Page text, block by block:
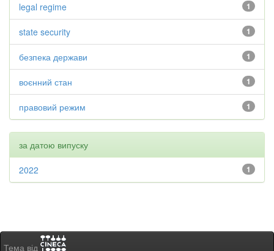
1
legal regime
1
state security
1
безпека держави
1
воєнний стан
1
правовий режим
за датою випуску
1
2022
Тема від